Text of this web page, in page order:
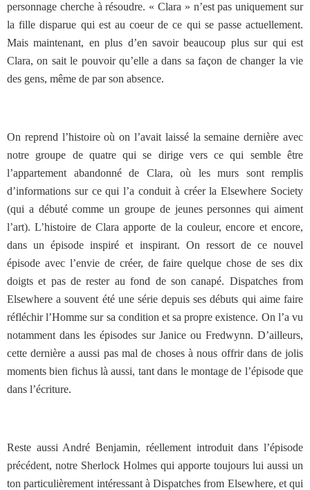
personnage cherche à résoudre. « Clara » n’est pas uniquement sur
la fille disparue qui est au coeur de ce qui se passe actuellement.
Mais maintenant, en plus d’en savoir beaucoup plus sur qui est
Clara, on sait le pouvoir qu’elle a dans sa façon de changer la vie
des gens, même de par son absence.
On reprend l’histoire où on l’avait laissé la semaine dernière avec
notre groupe de quatre qui se dirige vers ce qui semble être
l’appartement abandonné de Clara, où les murs sont remplis
d’informations sur ce qui l’a conduit à créer la Elsewhere Society
(qui a débuté comme un groupe de jeunes personnes qui aiment
l’art). L’histoire de Clara apporte de la couleur, encore et encore,
dans un épisode inspiré et inspirant. On ressort de ce nouvel
épisode avec l’envie de créer, de faire quelque chose de ses dix
doigts et pas de rester au fond de son canapé. Dispatches from
Elsewhere a souvent été une série depuis ses débuts qui aime faire
réfléchir l’Homme sur sa condition et sa propre existence. On l’a vu
notamment dans les épisodes sur Janice ou Fredwynn. D’ailleurs,
cette dernière a aussi pas mal de choses à nous offrir dans de jolis
moments bien fichus là aussi, tant dans le montage de l’épisode que
dans l’écriture.
Reste aussi André Benjamin, réellement introduit dans l’épisode
précédent, notre Sherlock Holmes qui apporte toujours lui aussi un
ton particulièrement intéressant à Dispatches from Elsewhere, et qui